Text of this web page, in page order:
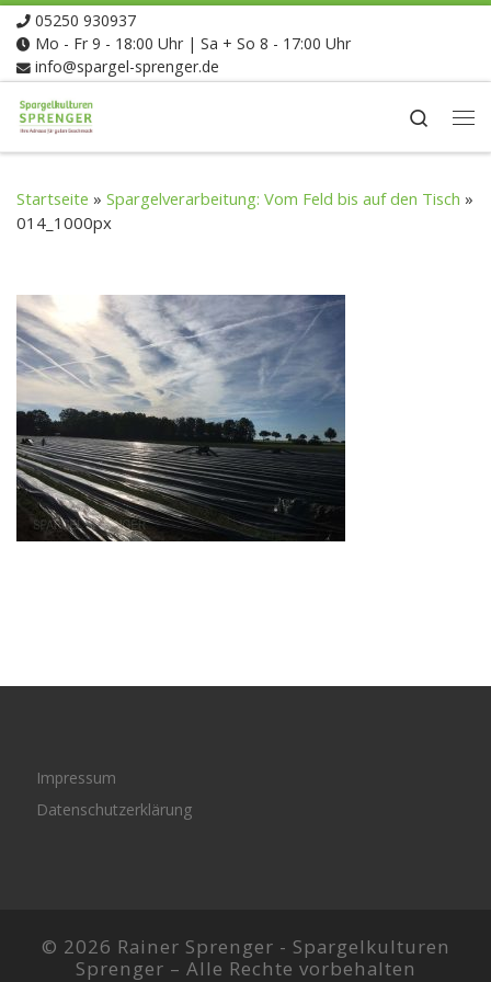
Zum Inhalt springen
05250 930937
Mo - Fr 9 - 18:00 Uhr | Sa + So 8 - 17:00 Uhr
info@spargel-sprenger.de
Search
Startseite » Spargelverarbeitung: Vom Feld bis auf den Tisch »
014_1000px
Impressum
Datenschutzerklärung
© 2026 Rainer Sprenger - Spargelkulturen
Sprenger – Alle Rechte vorbehalten